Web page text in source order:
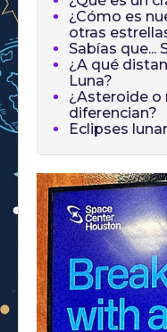
¿Cómo es
otras
Sabías que...
¿A qué
Luna?
¿Asteroide o
diferencian?
Eclipses